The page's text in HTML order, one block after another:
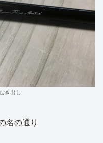
き出し
名の通り